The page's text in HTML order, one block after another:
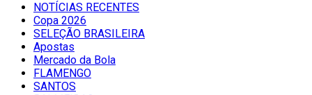
NOTÍCIAS RECENTES
Copa 2026
SELEÇÃO BRASILEIRA
Apostas
Mercado da Bola
FLAMENGO
SANTOS